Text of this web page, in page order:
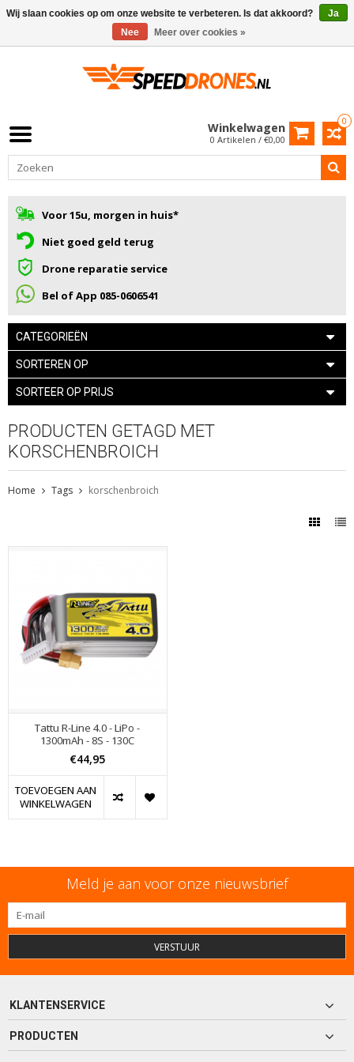
0
Winkelwagen
0 Artikelen / €0,00
Voor 15u, morgen in huis*
Niet goed geld terug
Drone reparatie service
Bel of App 085-0606541
CATEGORIEËN
SORTEREN OP
SORTEER OP PRIJS
PRODUCTEN GETAGD MET
KORSCHENBROICH
Home Tags korschenbroich
Tattu R-Line 4.0 - LiPo -
1300mAh - 8S - 130C
€44,95
TOEVOEGEN AAN
WINKELWAGEN
Meld je aan voor onze nieuwsbrief
VERSTUUR
KLANTENSERVICE
PRODUCTEN
Wij slaan cookies op om onze website te verbeteren. Is dat akkoord?
Ja
Nee
Meer over cookies »